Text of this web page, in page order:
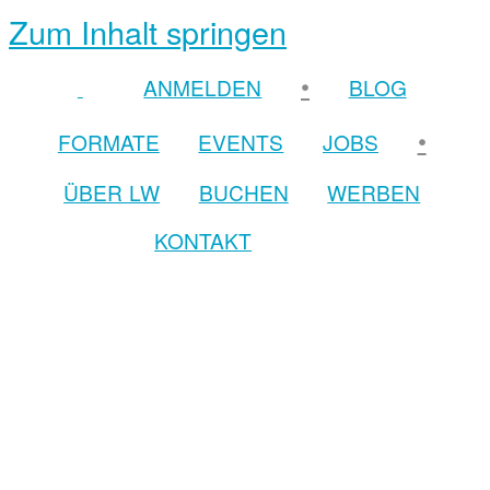
Zum Inhalt springen
ANMELDEN •
BLOG
FORMATE
EVENTS JOBS •
ÜBER LW BUCHEN
WERBEN
KONTAKT